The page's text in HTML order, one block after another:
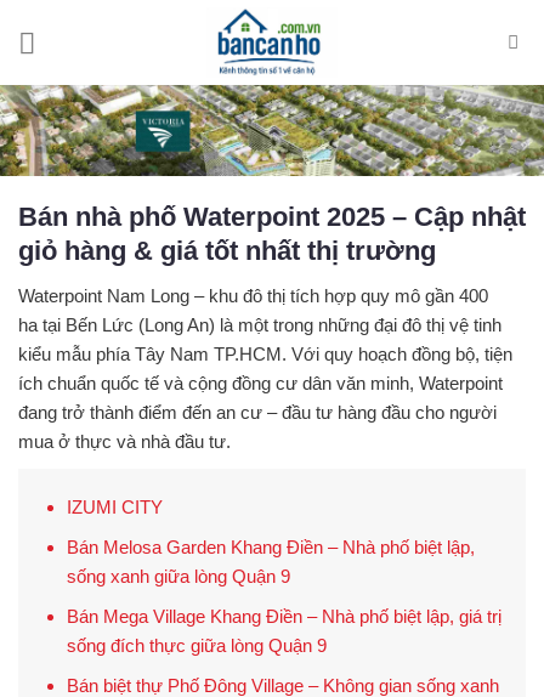
Bán nhà phố Waterpoint 2025 – Cập nhật
giỏ hàng & giá tốt nhất thị trường
Waterpoint Nam Long – khu đô thị tích hợp quy mô gần 400
ha tại Bến Lức (Long An) là một trong những đại đô thị vệ tinh
kiểu mẫu phía Tây Nam TP.HCM. Với quy hoạch đồng bộ, tiện
ích chuẩn quốc tế và cộng đồng cư dân văn minh, Waterpoint
đang trở thành điểm đến an cư – đầu tư hàng đầu cho người
mua ở thực và nhà đầu tư.
IZUMI CITY
Bán Melosa Garden Khang Điền – Nhà phố biệt lập,
sống xanh giữa lòng Quận 9
Bán Mega Village Khang Điền – Nhà phố biệt lập, giá trị
sống đích thực giữa lòng Quận 9
Bán biệt thự Phố Đông Village – Không gian sống xanh